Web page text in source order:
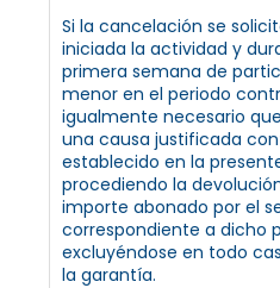
Si la cancelación se
iniciada la actividad y
primera semana de
menor en el periodo
igualmente necesario
una causa justificada
establecido en la
procediendo la
importe abonado por el
correspondiente a dicho
excluyéndose en todo
la garantía.